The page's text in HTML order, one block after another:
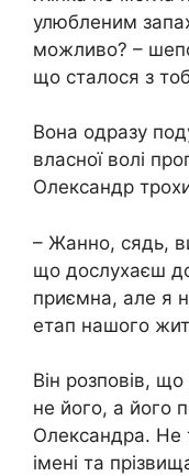
улюбленим
можливо? –
що сталося з
Вона одразу
власної волі
Олександр
– Жанно, сядь,
що дослухаєш
приємна, але я
етап нашого
Він розповів,
не його, а його
Олександра. Не
імені та